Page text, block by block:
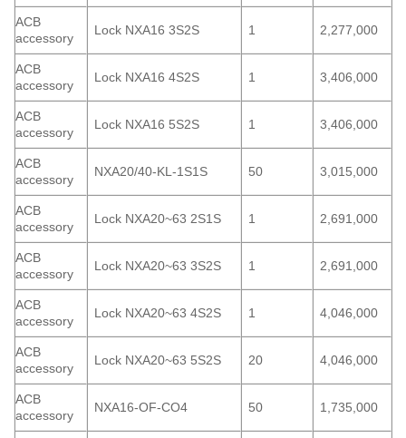
ACB
accessory
Lock NXA16 3S2S 1 2,277,000
ACB
accessory
Lock NXA16 4S2S 1 3,406,000
ACB
accessory
Lock NXA16 5S2S 1 3,406,000
ACB
accessory
NXA20/40-KL-1S1S 50 3,015,000
ACB
accessory
Lock NXA20~63 2S1S 1 2,691,000
ACB
accessory
Lock NXA20~63 3S2S 1 2,691,000
ACB
accessory
Lock NXA20~63 4S2S 1 4,046,000
ACB
accessory
Lock NXA20~63 5S2S 20 4,046,000
ACB
accessory
NXA16-OF-CO4 50 1,735,000